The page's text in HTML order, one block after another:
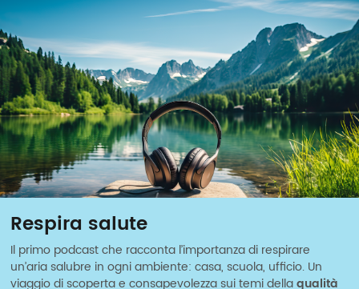
Respira salute
Il primo podcast che racconta l’importanza di respirare
un’aria salubre in ogni ambiente: casa, scuola, ufficio. Un
viaggio di scoperta e consapevolezza sui temi dellaqualità